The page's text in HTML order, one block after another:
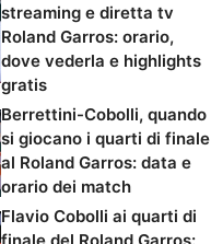
streaming e diretta tv
Roland Garros: orario,
dove vederla e highlights
gratis
Berrettini-Cobolli, quando
si giocano i quarti di finale
al Roland Garros: data e
orario dei match
Flavio Cobolli ai quarti di
finale del Roland Garros: